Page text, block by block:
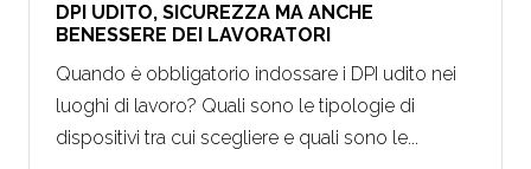
DPI UDITO, SICUREZZA MA ANCHE
BENESSERE DEI LAVORATORI
Quando è obbligatorio indossare i DPI udito nei
luoghi di lavoro? Quali sono le tipologie di
dispositivi tra cui scegliere e quali sono le...